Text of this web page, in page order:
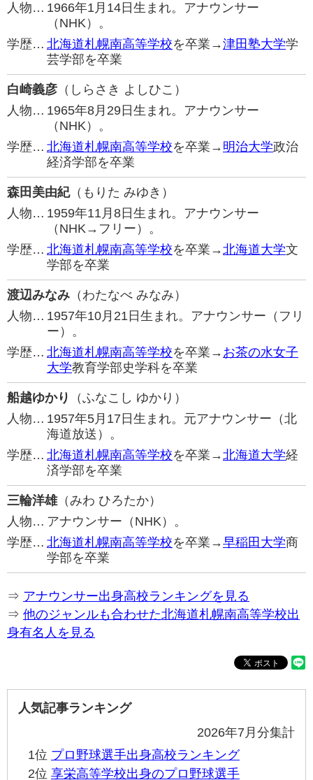
人物… 1966年1月14日生まれ。アナウンサー
（NHK）。
学歴… 北海道札幌南高等学校を卒業→津田塾大学学
芸学部を卒業
白崎義彦 （しらさき よしひこ）
人物… 1965年8月29日生まれ。アナウンサー
（NHK）。
学歴… 北海道札幌南高等学校を卒業→ 明治大学政治
経済学部を卒業
森田美由紀（もりた みゆき）
人物… 1959年11月8日生まれ。アナウンサー
（NHK→フリー）。
学歴… 北海道札幌南高等学校を卒業→北海道大学文
学部を卒業
渡辺みなみ （わたなべ みなみ）
人物… 1957年10月21日生まれ。アナウンサー（フリ
ー）。
学歴… 北海道札幌南高等学校を卒業→ お茶の水女子
大学教育学部史学科を卒業
船越ゆかり
（ふなこし ゆかり）
人物… 1957年5月17日生まれ。元アナウンサー（北
海道放送）。
学歴… 北海道札幌南高等学校を卒業→北海道大学経
済学部を卒業
三輪洋雄（みわ ひろたか）
人物… アナウンサー（NHK）。
学歴… 北海道札幌南高等学校を卒業→早稲田大学商
学部を卒業
⇒ アナウンサー出身高校ランキングを見る
⇒ 他のジャンルも合わせた北海道札幌南高等学校出
身有名人を見る
人気記事ランキング
2026年7月分集計
1位 プロ野球選手出身高校ランキング
2位 享栄高等学校出身のプロ野球選手